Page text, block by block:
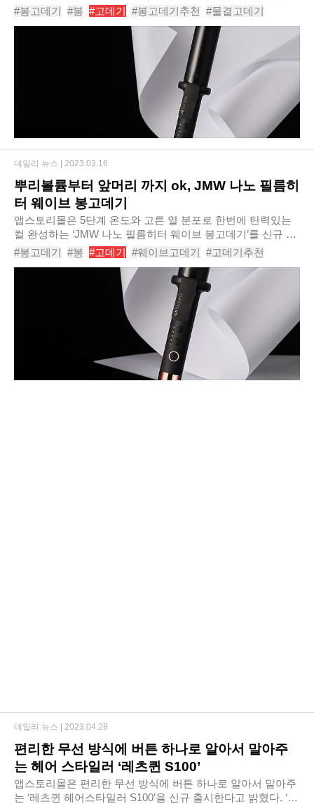
는 측면에서는 고데기만큼 강력한 것을 찾기 쉽지 않다. 특히
원하는 스타일링이 웨이브라면 봉고데기가..
#봉고데기 #봉 #고데기 #봉고데기추천 #물결고데기
#뽕고데기 #헤어고데기 #웨이브고데기 #컬고데기
#JMW나노필름히터웨이브봉고데기
뿌리볼륨부터 앞머리 까지 ok, JMW 나노 필름히
터 웨이브 봉고데기
앱스토리몰은 5단계 온도와 고른 열 분포로 한번에 탄력있는
컬 완성하는 ‘JMW 나노 필름히터 웨이브 봉고데기’를 신규 출
시한다고 밝혔다. ‘JMW 나노 필름히터 웨이브 봉고데기’는
120, 140, 160, 180, 200도의 5단계 온..
#봉고데기 #봉 #고데기 #웨이브고데기 #고데기추천
#뽕고데기 #볼륨고데기 #매직기 #롤고데기
#JMW나노필름히터웨이브봉고데기
데일리 뉴스 | 2023.03.16
편리한 무선 방식에 버튼 하나로 알아서 말아주
는 헤어 스타일러 ‘레츠퀸 S100’
앱스토리몰은 편리한 무선 방식에 버튼 하나로 알아서 말아주
는 ‘레츠퀸 헤어스타일러 S100’을 신규 출시한다고 밝혔다. ‘레
데일리 뉴스 | 2023.04.28